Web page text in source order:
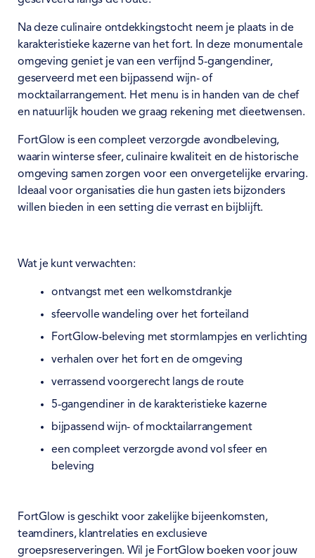
Na deze culinaire ontdekkingstocht neem je plaats in de
karakteristieke kazerne van het fort. In deze monumentale
omgeving geniet je van een verfijnd 5-gangendiner,
geserveerd met een bijpassend wijn- of
mocktailarrangement. Het menu is in handen van de chef
en natuurlijk houden we graag rekening met dieetwensen.
FortGlow is een compleet verzorgde avondbeleving,
waarin winterse sfeer, culinaire kwaliteit en de historische
omgeving samen zorgen voor een onvergetelijke ervaring.
Ideaal voor organisaties die hun gasten iets bijzonders
willen bieden in een setting die verrast en bijblijft.
Wat je kunt verwachten:
ontvangst met een welkomstdrankje
sfeervolle wandeling over het forteiland
FortGlow-beleving met stormlampjes en verlichting
verhalen over het fort en de omgeving
verrassend voorgerecht langs de route
5-gangendiner in de karakteristieke kazerne
bijpassend wijn- of mocktailarrangement
een compleet verzorgde avond vol sfeer en
beleving
FortGlow is geschikt voor zakelijke bijeenkomsten,
teamdiners, klantrelaties en exclusieve
groepsreserveringen. Wil je FortGlow boeken voor jouw